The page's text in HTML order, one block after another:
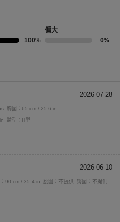
100%
偏大
0%
2026-07-28
胸圍：65 cm / 25.6 in
體型：H型
2026-06-10
90 cm / 35.4 in 腰圍：不提供
臀圍：不提供